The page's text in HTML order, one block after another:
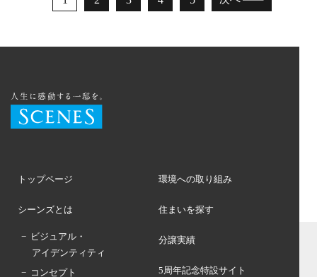
トップページ
シーンズとは
− ビジュアル・
アイデンティティ
− コンセプト
環境への取り組み
住まいを探す
分譲実績
5周年記念特設サイト